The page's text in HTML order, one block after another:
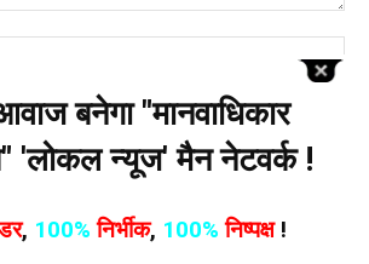
बनेगा "मानवाधिकार
'लोकल न्यूज' मैन नेटवर्क !
, 100% निर्भीक, 100% निष्पक्ष!